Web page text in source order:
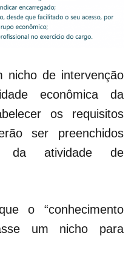
nicho de intervenção
econômica da
os requisitos
ser preenchidos
da atividade de
o “conhecimento
um nicho para